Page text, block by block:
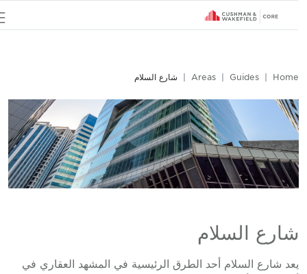
Home
Guides
Areas شارع السلام
شارع السلام
يعد شارع السلام أحد الطرق الرئيسية في المشهد العقاري في